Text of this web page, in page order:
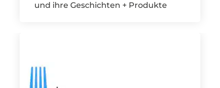
und ihre Geschichten + Produkte